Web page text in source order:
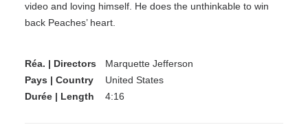
video and loving himself. He does the unthinkable to win
back Peaches’ heart.
Réa. | Directors
Marquette Jefferson
Pays | Country
United States
Durée | Length
4:16